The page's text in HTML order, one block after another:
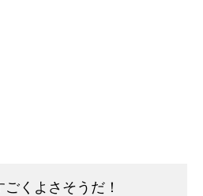
くよさそうだ！